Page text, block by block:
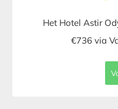
Het Hotel Astir
€736 via